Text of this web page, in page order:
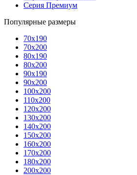
Серия Премиум
Популярные размеры
70x190
70x200
80x190
80x200
90x190
90x200
100x200
110x200
120x200
130x200
140x200
150x200
160x200
170x200
180x200
200x200